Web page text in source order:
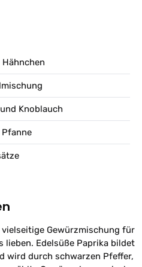
Knoblauch
Gewürzmischung für
lieben. Edelsüße Paprika bildet
wird durch schwarzen Pfeffer,